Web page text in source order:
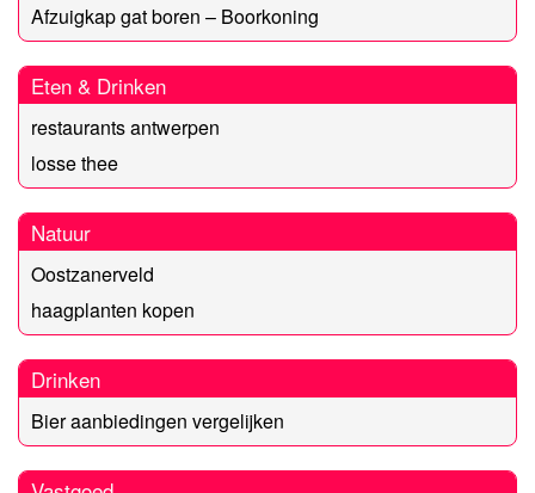
Afzuigkap gat boren – Boorkoning
Eten & Drinken
restaurants antwerpen
losse thee
Natuur
Oostzanerveld
haagplanten kopen
Drinken
Bier aanbiedingen vergelijken